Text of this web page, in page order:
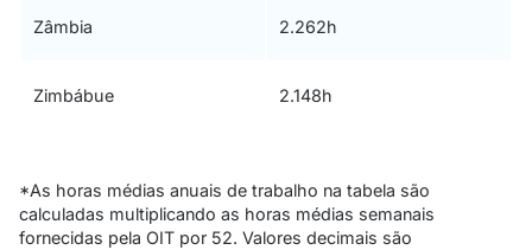
Zâmbia 2.262h
Zimbábue 2.148h
*As horas médias anuais de trabalho na tabela são
calculadas multiplicando as horas médias semanais
fornecidas pela OIT por 52. Valores decimais são